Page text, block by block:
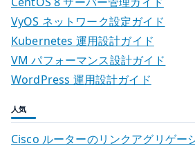
シ
ョ
ン
VyOS ネットワーク設定ガイド
Kubernetes 運用設計ガイド
VM パフォーマンス設計ガイド
WordPress 運用設計ガイド
人気
Cisco ルーターのリンクアグリゲー